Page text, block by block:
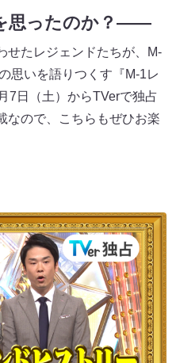
思ったのか？――
せたレジェンドたちが、M-
思いを語りつくす『M-1レ
7日（土）からTVerで独占
なので、こちらもぜひお楽